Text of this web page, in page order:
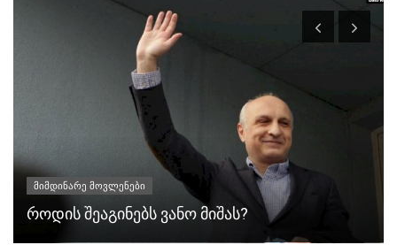
მიმდინარე მოვლენები
როდის შეაგინებს ვანო მიშას?